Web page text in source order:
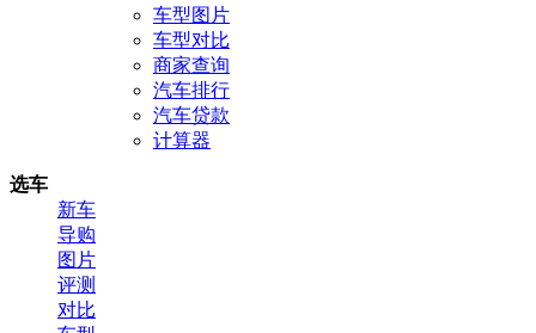
车型图片
车型对比
商家查询
汽车排行
汽车贷款
计算器
选车
新车
导购
图片
评测
对比